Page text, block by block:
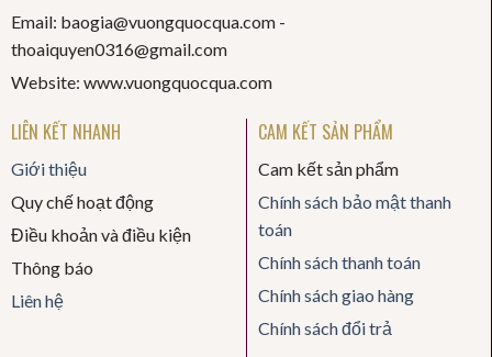
Email: baogia@vuongquocqua.com -
thoaiquyen0316@gmail.com
Website: www.vuongquocqua.com
LIÊN KẾT NHANH
Giới thiệu
Quy chế hoạt động
Điều khoản và điều kiện
Thông báo
Liên hệ
CAM KẾT SẢN PHẨM
Cam kết sản phẩm
Chính sách bảo mật thanh
toán
Chính sách thanh toán
Chính sách giao hàng
Chính sách đổi trả